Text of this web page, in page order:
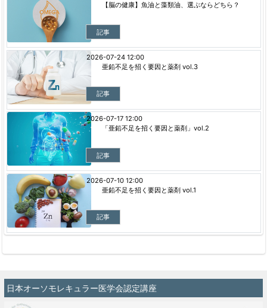
【脳の健康】魚油と藻類油、選ぶならどちら？
記事
亜鉛不足を招く要因と薬剤 vol.3
記事
2026-07-24 12:00
「亜鉛不足を招く要因と薬剤」vol.2
記事
2026-07-17 12:00
亜鉛不足を招く要因と薬剤 vol.1
記事
2026-07-10 12:00
日本オーソモレキュラー医学会認定講座